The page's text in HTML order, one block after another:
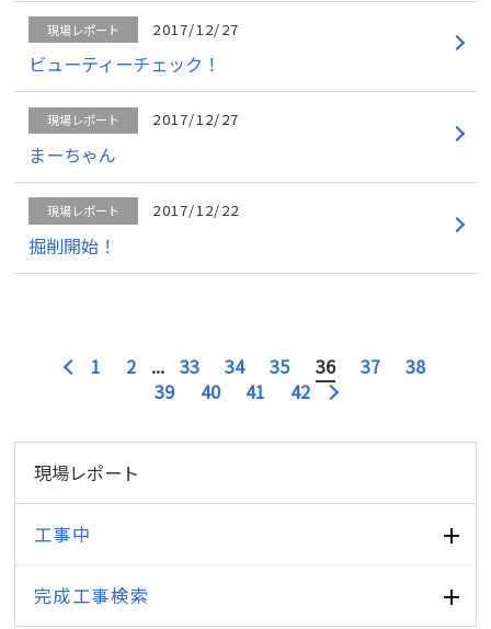
現場レポート 2017/12/27
ビューティーチェック！
現場レポート 2017/12/27
まーちゃん
現場レポート 2017/12/22
掘削開始！
1 2 ... 33 34 35 36 37
38
39
40 41 42
現場レポート
工事中
完成工事検索